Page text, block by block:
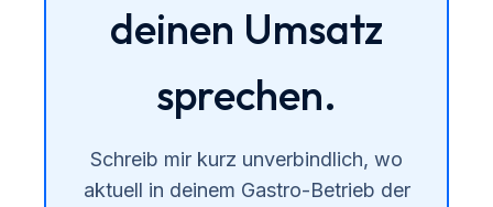
deinen Umsatz
sprechen.
Schreib mir kurz unverbindlich, wo
aktuell in deinem Gastro-Betrieb der